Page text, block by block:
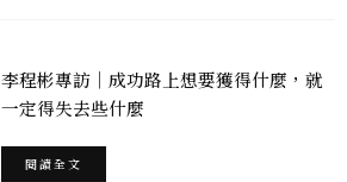
李程彬專訪｜成功路上想要獲得什麼，就
一定得失去些什麼
閱讀全文